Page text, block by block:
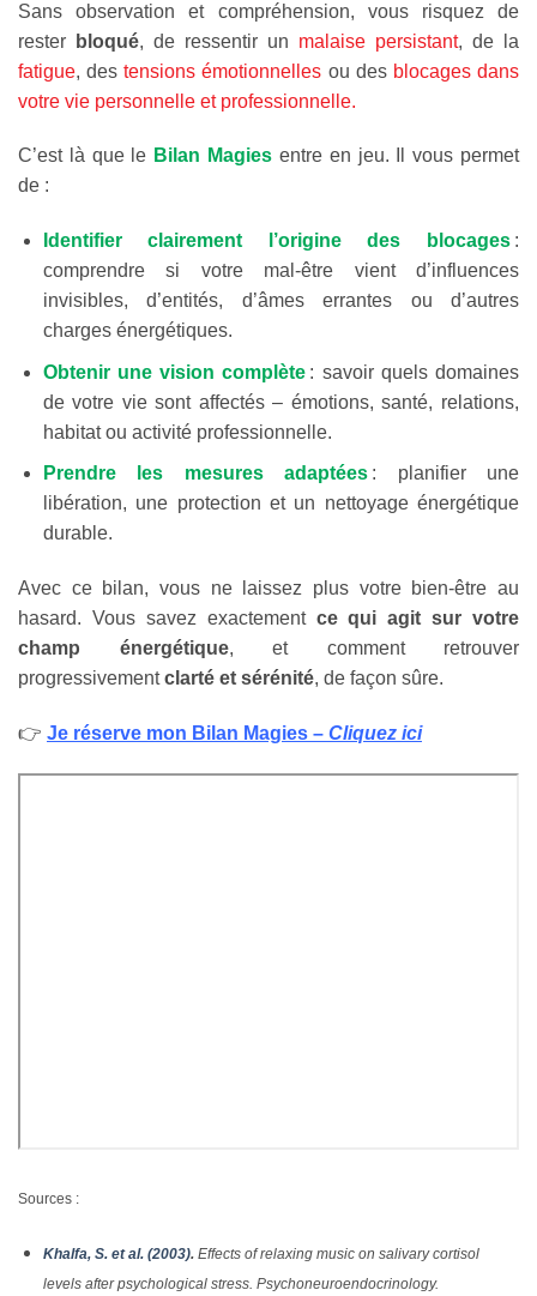
Sans observation et compréhension, vous risquez de
rester
bloqué, de ressentir un malaise persistant, de la
fatigue, des tensions émotionnelles ou des blocages dans
votre vie personnelle et professionnelle.
C’est là que le Bilan Magies entre en jeu. Il vous permet
de :
Identifier clairement l’origine des blocages :
comprendre si votre mal-être vient d’influences
invisibles, d’entités, d’âmes errantes ou d’autres
charges énergétiques.
Obtenir une vision complète : savoir quels domaines
de votre vie sont affectés – émotions, santé, relations,
habitat ou activité professionnelle.
Prendre les mesures adaptées : planifier une
libération, une protection et un nettoyage énergétique
durable.
Avec ce bilan, vous ne laissez plus votre bien-être au
hasard. Vous savez exactement ce qui agit sur votre
champ énergétique, et comment retrouver
progressivementclarté et sérénité, de façon sûre.
👉 Je réserve mon Bilan Magies – Cliquez ici
Sources :
Khalfa, S. et al. (2003).Effects of relaxing music on salivary cortisol
levels after psychological stress. Psychoneuroendocrinology.